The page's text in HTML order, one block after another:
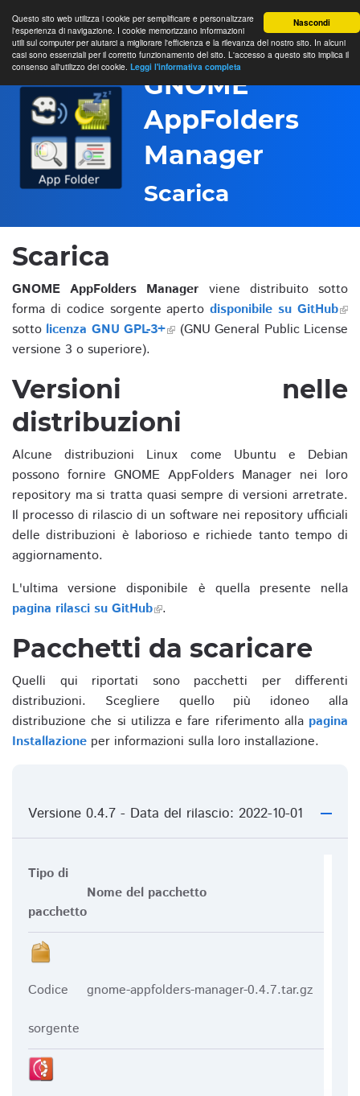
Nascondi
Questo sito web utilizza i cookie per semplificare e personalizzare
l'esperienza di navigazione. I cookie memorizzano informazioni
utili sul computer per aiutarci a migliorare l'efficienza e la rilevanza del nostro sito. In alcuni
casi sono essenziali per il corretto funzionamento del sito. L'accesso a questo sito implica il
consenso all'utilizzo dei cookie. Leggi l'informativa completa
GNOME
AppFolders
Manager
Scarica
Scarica
GNOME AppFolders Manager viene distribuito sotto
forma di codice sorgente apertodisponibile su GitHub
sotto licenza GNU GPL-3+
(GNU General Public License
versione 3 o superiore).
Versioni nelle
distribuzioni
Alcune distribuzioni Linux come Ubuntu e Debian
possono fornire GNOME AppFolders Manager nei loro
repository ma si tratta quasi sempre di versioni arretrate.
Il processo di rilascio di un software nei repository ufficiali
delle distribuzioni è laborioso e richiede tanto tempo di
aggiornamento.
L'ultima versione disponibile è quella presente nella
pagina rilasci su GitHub .
Pacchetti da scaricare
Quelli qui riportati sono pacchetti per differenti
distribuzioni. Scegliere quello più idoneo alla
distribuzione che si utilizza e fare riferimento alla pagina
Installazione per informazioni sulla loro installazione.
Versione 0.4.7 - Data del rilascio: 2022-10-01
Tipo di
pacchetto
Nome del pacchetto
Codice
sorgente
gnome-appfolders-manager-0.4.7.tar.gz